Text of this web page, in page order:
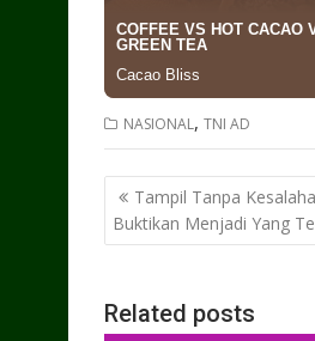
NASIONAL, TNI AD
Post
navigation
Tampil Tanpa
Buktikan Menjadi Yang
Related posts